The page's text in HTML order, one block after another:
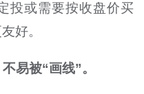
投或需要按收盘价买
好。
易被“画线”。